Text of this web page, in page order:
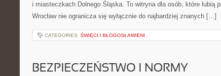
i miasteczkach Dolnego Śląska. To witryna dla osób, które lubią
Wrocław nie ogranicza się wyłącznie do najbardziej znanych […]
CATEGORIES: ŚWIĘCI I BŁOGOSŁAWIENI
BEZPIECZEŃSTWO I NORMY